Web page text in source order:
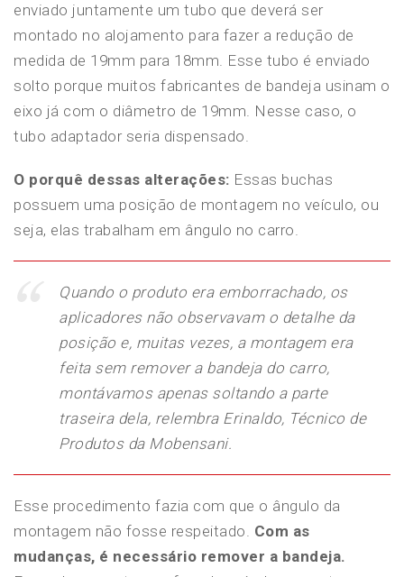
enviado juntamente um tubo que deverá ser
montado no alojamento para fazer a redução de
medida de 19mm para 18mm. Esse tubo é enviado
solto porque muitos fabricantes de bandeja usinam o
eixo já com o diâmetro de 19mm. Nesse caso, o
tubo adaptador seria dispensado.
O porquê dessas alterações: Essas buchas
possuem uma posição de montagem no veículo, ou
seja, elas trabalham em ângulo no carro.
Quando o produto era emborrachado, os
aplicadores não observavam o detalhe da
posição e, muitas vezes, a montagem era
feita sem remover a bandeja do carro,
montávamos apenas soltando a parte
traseira dela, relembra Erinaldo, Técnico de
Produtos da Mobensani.
Esse procedimento fazia com que o ângulo da
montagem não fosse respeitado. Com as
mudanças, é necessário remover a bandeja.